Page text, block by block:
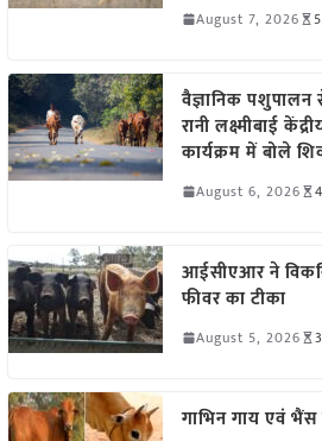
August 7, 2026
वैज्ञानिक
रानी लक्ष्मीबाई
कार्यक्रम में बोले
August 6, 2026
आईसीएआर ने
फीवर का टीका
August 5, 2026
गाभिन गाय एवं